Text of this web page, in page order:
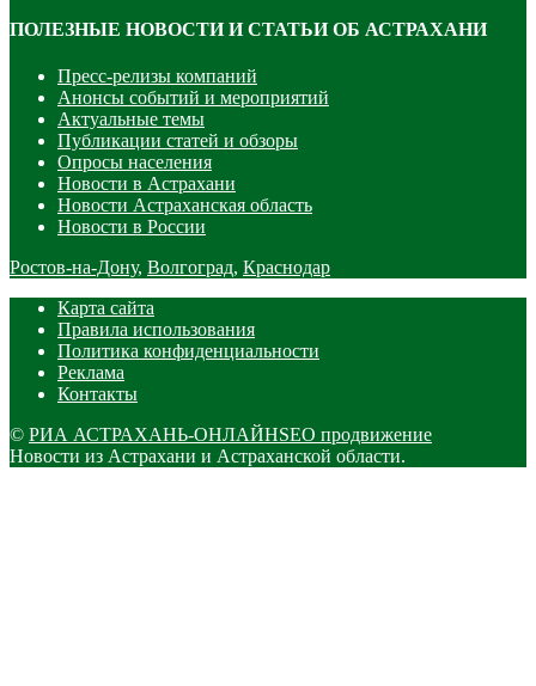
ПОЛЕЗНЫЕ НОВОСТИ И СТАТЬИ ОБ АСТРАХАНИ
Пресс-релизы компаний
Анонсы событий и мероприятий
Актуальные темы
Публикации статей и обзоры
Опросы населения
Новости в Астрахани
Новости Астраханская область
Новости в России
Ростов-на-Дону, Волгоград, Краснодар
Карта сайта
Правила использования
Политика конфиденциальности
Реклама
Контакты
© РИА АСТРАХАНЬ-ОНЛАЙНSEO продвижение
Новости из Астрахани и Астраханской области.